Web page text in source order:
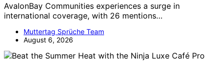
AvalonBay Communities experiences a surge in
international coverage, with 26 mentions…
Muttertag Sprüche Team
August 6, 2026